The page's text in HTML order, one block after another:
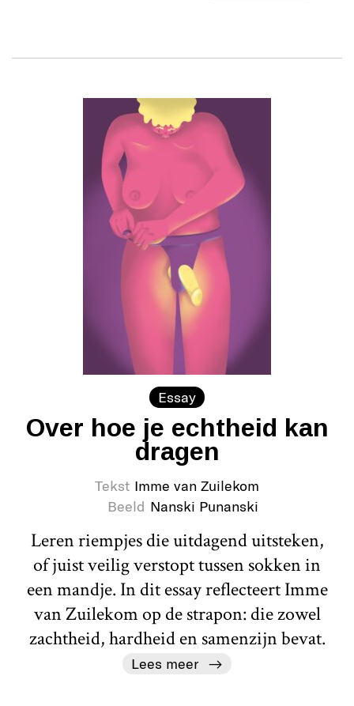
Essay
Over hoe je echtheid kan
dragen
Tekst Imme van Zuilekom
Beeld Nanski Punanski
Leren riempjes die uitdagend uitsteken,
of juist veilig verstopt tussen sokken in
een mandje. In dit essay reflecteert Imme
van Zuilekom op de strapon: die zowel
zachtheid, hardheid en samenzijn bevat.
Lees meer